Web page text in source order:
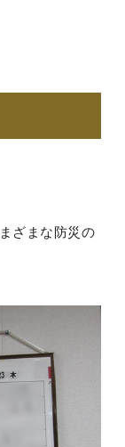
ざまな防災の